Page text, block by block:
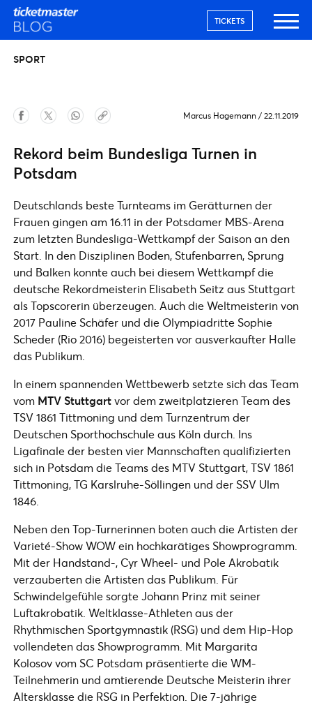
TICKETS
SPORT
Marcus Hagemann / 22.11.2019
Rekord beim Bundesliga Turnen in
Potsdam
Deutschlands beste Turnteams im Gerätturnen der
Frauen gingen am 16.11 in der Potsdamer MBS-Arena
zum letzten Bundesliga-Wettkampf der Saison an den
Start. In den Disziplinen Boden, Stufenbarren, Sprung
und Balken konnte auch bei diesem Wettkampf die
deutsche Rekordmeisterin Elisabeth Seitz aus Stuttgart
als Topscorerin überzeugen. Auch die Weltmeisterin von
2017 Pauline Schäfer und die Olympiadritte Sophie
Scheder (Rio 2016) begeisterten vor ausverkaufter Halle
das Publikum.
In einem spannenden Wettbewerb setzte sich das Team
vom MTV Stuttgartvor dem zweitplatzieren Team des
TSV 1861 Tittmoning und dem Turnzentrum der
Deutschen Sporthochschule aus Köln durch. Ins
Ligafinale der besten vier Mannschaften qualifizierten
sich in Potsdam die Teams des MTV Stuttgart, TSV 1861
Tittmoning, TG Karslruhe-Söllingen und der SSV Ulm
1846.
Neben den Top-Turnerinnen boten auch die Artisten der
Varieté-Show WOW ein hochkarätiges Showprogramm.
Mit der Handstand-, Cyr Wheel- und Pole Akrobatik
verzauberten die Artisten das Publikum. Für
Schwindelgefühle sorgte Johann Prinz mit seiner
Luftakrobatik. Weltklasse-Athleten aus der
Rhythmischen Sportgymnastik (RSG) und dem Hip-Hop
vollendeten das Showprogramm. Mit Margarita
Kolosov vom SC Potsdam präsentierte die WM-
Teilnehmerin und amtierende Deutsche Meisterin ihrer
Altersklasse die RSG in Perfektion. Die 7-jährige